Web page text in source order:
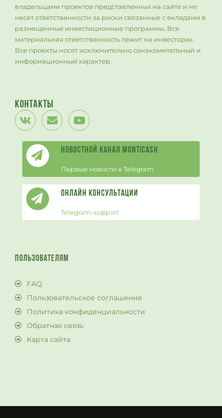
владельцами проектов представленных на сайте и не
несет ответственности за риски связанные с вкладами в
размещенные инвестиционные программы. Вся
материальная ответственность лежит на инвесторах.
Все проекты носят исключительно ознакомительный и
информационный характер.
Контакты
Новостной канал Monticash
Первые новости в Telegram
Онлайн Консультации
Telegram-support
ПОЛЬЗОВАТЕЛЯМ
FAQ
Пользовательское соглашение
Политика конфиденциальности
Обратная связь
Карта сайта